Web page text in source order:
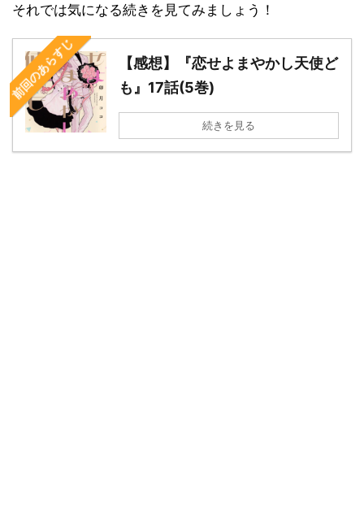
それでは気になる続きを見てみましょう！
前回のあらすじ
【感想】『恋せよまやかし天使ど
も』17話(5巻)
続きを見る